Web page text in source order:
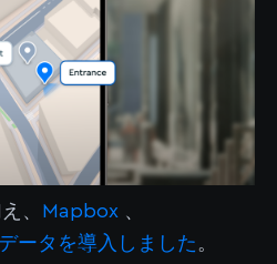
、 Mapbox 、
ータを導入しました。